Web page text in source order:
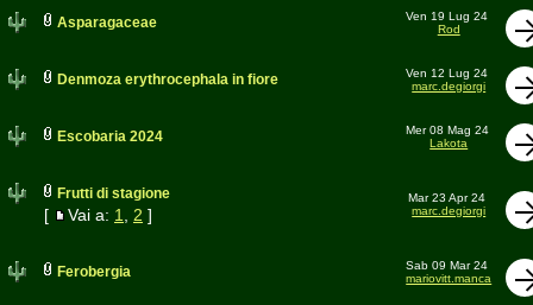
Asparagaceae
Ven 19 Lug 24
Rod
Denmoza erythrocephala in fiore
Ven 12 Lug 24
marc.degiorgi
Escobaria 2024
Mer 08 Mag 24
Lakota
Frutti di stagione
[ Vai a: 1 2 ]
Mar 23 Apr 24
marc.degiorgi
Ferobergia
Sab 09 Mar 24
mariovitt.manca